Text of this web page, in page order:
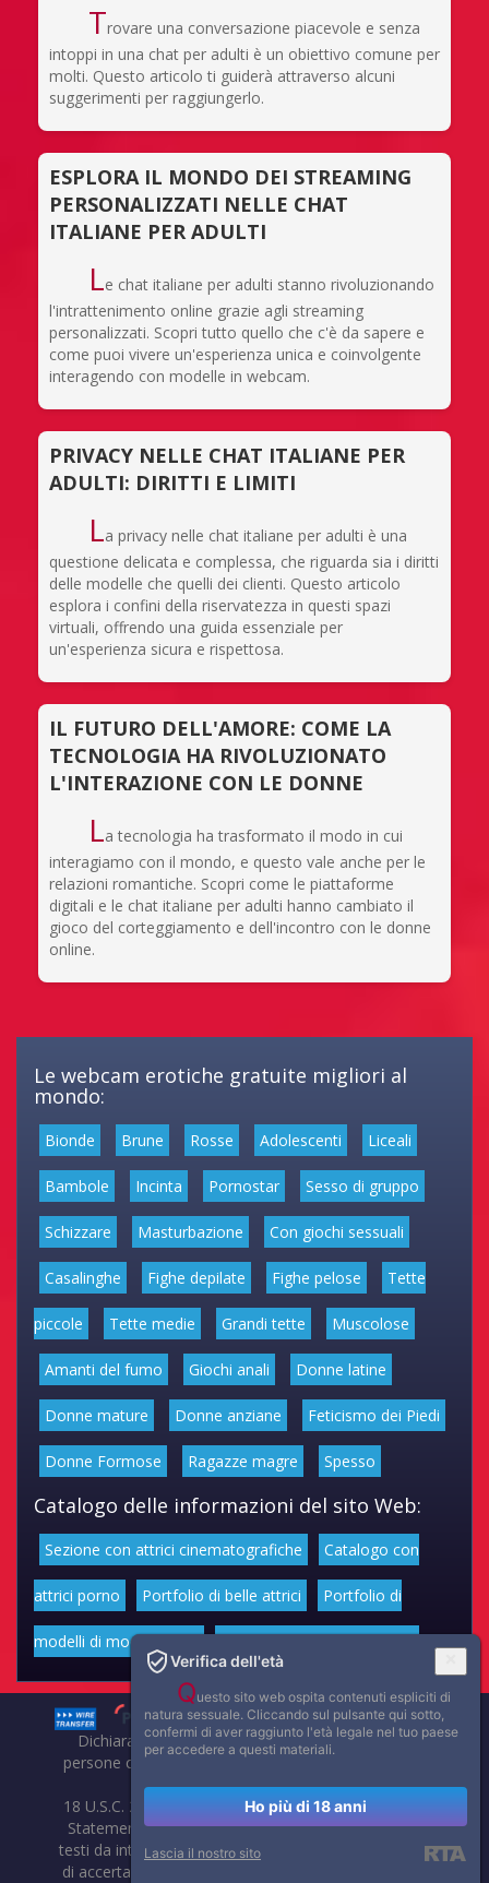
Trovare una conversazione piacevole e senza
intoppi in una chat per adulti è un obiettivo comune per
molti. Questo articolo ti guiderà attraverso alcuni
suggerimenti per raggiungerlo.
ESPLORA IL MONDO DEI STREAMING
PERSONALIZZATI NELLE CHAT
ITALIANE PER ADULTI
Le chat italiane per adulti stanno rivoluzionando
l'intrattenimento online grazie agli streaming
personalizzati. Scopri tutto quello che c'è da sapere e
come puoi vivere un'esperienza unica e coinvolgente
interagendo con modelle in webcam.
PRIVACY NELLE CHAT ITALIANE PER
ADULTI: DIRITTI E LIMITI
La privacy nelle chat italiane per adulti è una
questione delicata e complessa, che riguarda sia i diritti
delle modelle che quelli dei clienti. Questo articolo
esplora i confini della riservatezza in questi spazi
virtuali, offrendo una guida essenziale per
un'esperienza sicura e rispettosa.
IL FUTURO DELL'AMORE: COME LA
TECNOLOGIA HA RIVOLUZIONATO
L'INTERAZIONE CON LE DONNE
La tecnologia ha trasformato il modo in cui
interagiamo con il mondo, e questo vale anche per le
relazioni romantiche. Scopri come le piattaforme
digitali e le chat italiane per adulti hanno cambiato il
gioco del corteggiamento e dell'incontro con le donne
online.
Le webcam erotiche gratuite migliori al
mondo:
Bionde Brune Rosse Adolescenti Liceali
Bambole Incinta Pornostar Sesso di gruppo
Schizzare Masturbazione Con giochi sessuali
Casalinghe Fighe depilate Fighe pelose Tette
piccole Tette medie Grandi tette Muscolose
Amanti del fumo Giochi anali Donne latine
Donne mature Donne anziane Feticismo dei Piedi
Donne Formose Ragazze magre Spesso
Catalogo delle informazioni del sito Web:
Sezione con attrici cinematografiche Catalogo con
attrici porno Portfolio di belle attrici Portfolio di
modelli di moda volgari
Dichiarazione di non responsabilità: tutti i membri e le
persone che compaiono su questo sito hanno almeno 18
anni.
18 U.S.C. 2257 Record-Keeping Requirements Compliance
Statement. Affaritaliani, prima di pubblicare foto, video o
testi da internet, compie tutte le opportune verifiche al fine
di accertarne il libero regime di circolazione e non violare i
Verifica dell'età
Questo sito web ospita contenuti espliciti di
natura sessuale. Cliccando sul pulsante qui sotto,
confermi di aver raggiunto l'età legale nel tuo paese
per accedere a questi materiali.
Ho più di 18 anni
Lascia il nostro sito